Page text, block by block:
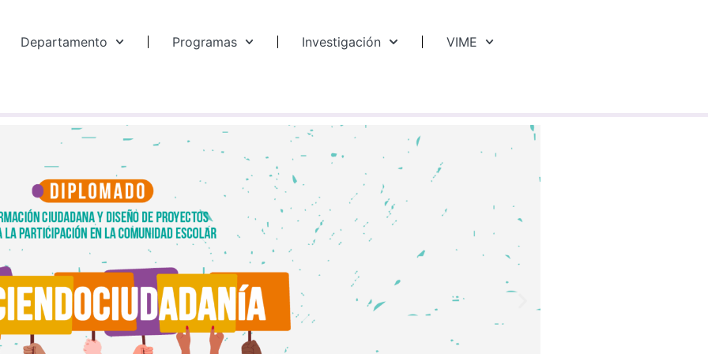
Departamento Programas Investigación VIME